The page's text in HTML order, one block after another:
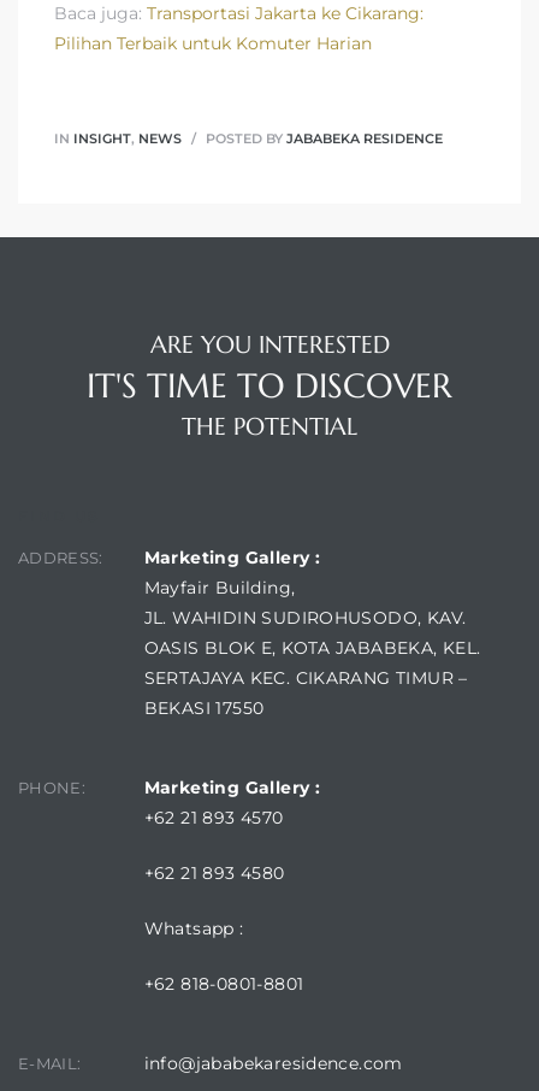
Baca juga: Transportasi Jakarta ke Cikarang:
Pilihan Terbaik untuk Komuter Harian
IN INSIGHT, NEWS POSTED BY JABABEKA RESIDENCE
ARE YOU INTERESTED
IT'S TIME TO DISCOVER
THE POTENTIAL
ADDRESS:
Marketing Gallery :
Mayfair Building,
JL. WAHIDIN SUDIROHUSODO, KAV.
OASIS BLOK E, KOTA JABABEKA, KEL.
SERTAJAYA KEC. CIKARANG TIMUR –
BEKASI 17550
PHONE:
Marketing Gallery :
+62 21 893 4570
+62 21 893 4580
Whatsapp :
+62 818-0801-8801
E-MAIL: info@jababekaresidence.com